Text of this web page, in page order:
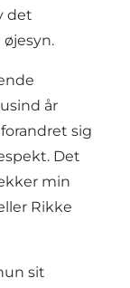
det
år
sig
Det
min
Rikke
sit